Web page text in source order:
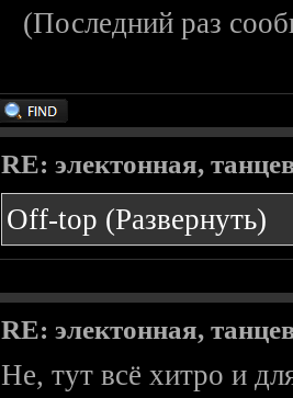
(Последний раз
RE: электонная,
Off-top (Развернуть)
RE: электонная,
Не, тут всё хитро и